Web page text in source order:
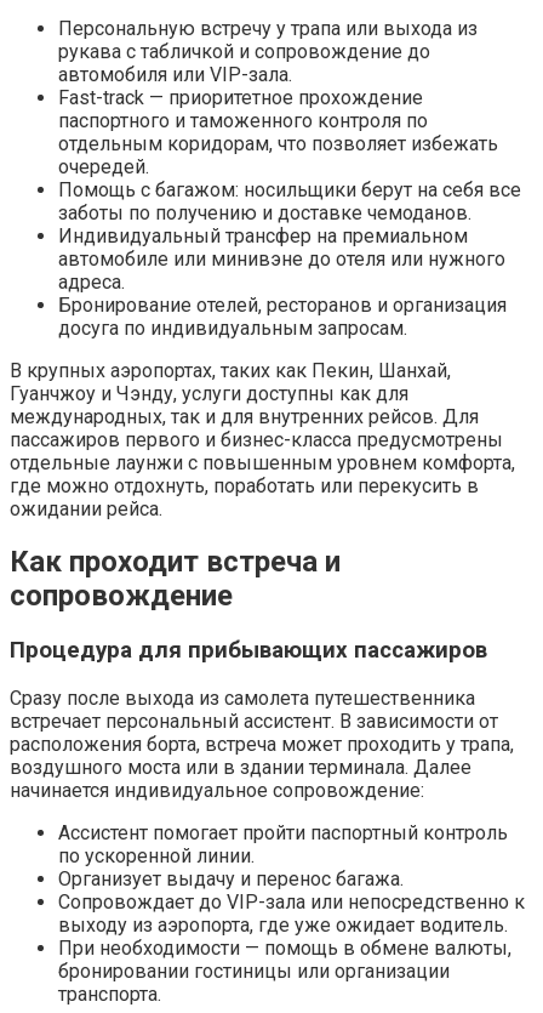
Персональную встречу у трапа или выхода из
рукава с табличкой и сопровождение до
автомобиля или VIP-зала.
Fast-track — приоритетное прохождение
паспортного и таможенного контроля по
отдельным коридорам, что позволяет избежать
очередей.
Помощь с багажом: носильщики берут на себя все
заботы по получению и доставке чемоданов.
Индивидуальный трансфер на премиальном
автомобиле или минивэне до отеля или нужного
адреса.
Бронирование отелей, ресторанов и организация
досуга по индивидуальным запросам.
В крупных аэропортах, таких как Пекин, Шанхай,
Гуанчжоу и Чэнду, услуги доступны как для
международных, так и для внутренних рейсов. Для
пассажиров первого и бизнес-класса предусмотрены
отдельные лаунжи с повышенным уровнем комфорта,
где можно отдохнуть, поработать или перекусить в
ожидании рейса.
Как проходит встреча и
сопровождение
Процедура для прибывающих пассажиров
Сразу после выхода из самолета путешественника
встречает персональный ассистент. В зависимости от
расположения борта, встреча может проходить у трапа,
воздушного моста или в здании терминала. Далее
начинается индивидуальное сопровождение:
Ассистент помогает пройти паспортный контроль
по ускоренной линии.
Организует выдачу и перенос багажа.
Сопровождает до VIP-зала или непосредственно к
выходу из аэропорта, где уже ожидает водитель.
При необходимости — помощь в обмене валюты,
бронировании гостиницы или организации
транспорта.